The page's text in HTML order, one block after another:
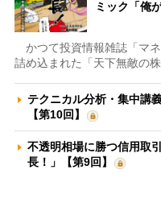
ミック「俺
かつて投資情報雑誌「マ
詰め込まれた「天下無敵の
テクニカル分析・集中講
【第10回】
不透明相場に勝つ信用取
長！」【第9回】